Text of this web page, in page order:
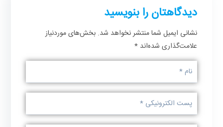
دیدگاهتان را بنویسید
نشانی ایمیل شما منتشر نخواهد شد. بخش‌های موردنیاز
علامت‌گذاری شده‌اند*